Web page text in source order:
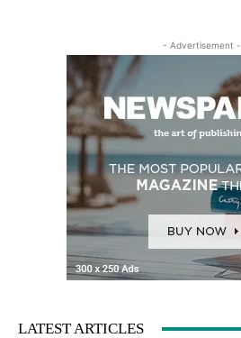
- Advertisement -
LATEST ARTICLES